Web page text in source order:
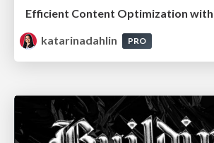
katarinadahlin
PRO